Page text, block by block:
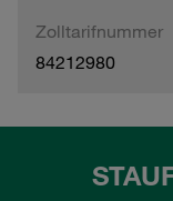
Zolltarifnummer
84212980